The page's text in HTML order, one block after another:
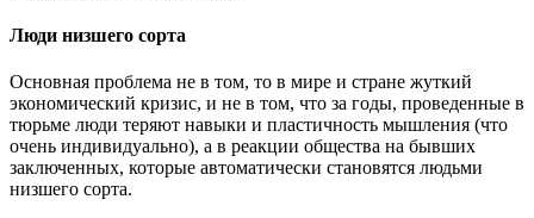
Люди низшего сорта
Основная проблема не в том, то в мире и стране жуткий
экономический кризис, и не в том, что за годы, проведенные в
тюрьме люди теряют навыки и пластичность мышления (что
очень индивидуально), а в реакции общества на бывших
заключенных, которые автоматически становятся людьми
низшего сорта.